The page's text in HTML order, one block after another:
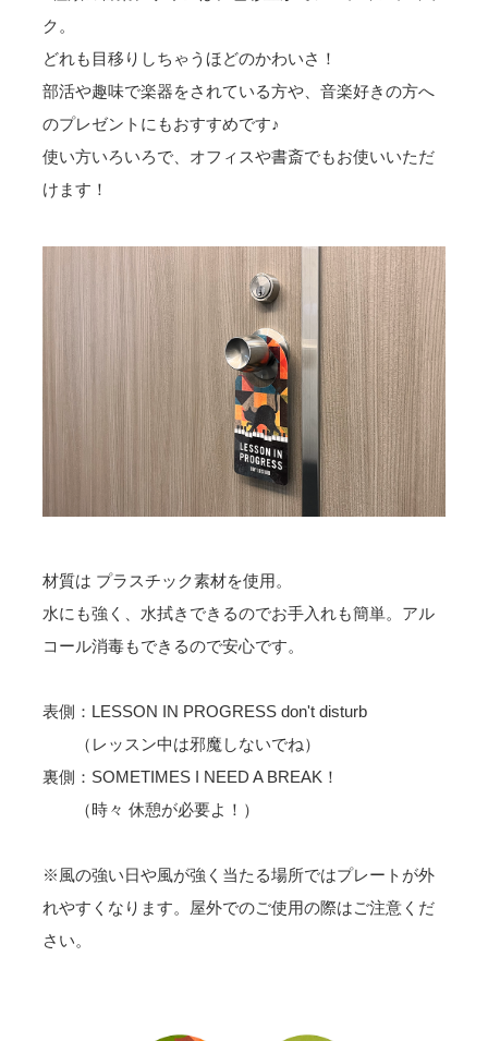
ク。
どれも目移りしちゃうほどのかわいさ！
部活や趣味で楽器をされている方や、音楽好きの方へ
のプレゼントにもおすすめです♪
使い方いろいろで、オフィスや書斎でもお使いいただ
けます！
材質は プラスチック素材を使用。
水にも強く、水拭きできるのでお手入れも簡単。アル
コール消毒もできるので安心です。
表側：LESSON IN PROGRESS don't disturb
（レッスン中は邪魔しないでね）
裏側：SOMETIMES I NEED A BREAK！
（時々 休憩が必要よ！）
※風の強い日や風が強く当たる場所ではプレートが外
れやすくなります。屋外でのご使用の際はご注意くだ
さい。